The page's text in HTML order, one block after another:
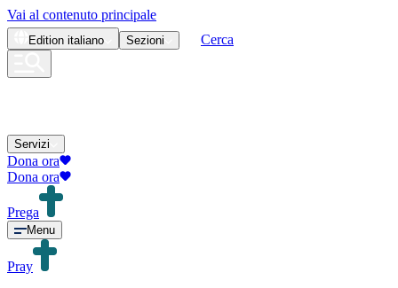
Vai al contenuto principale
Edition italiano Sezioni Cerca
Servizi
Dona ora
Dona ora
Prega
Menu
Pray